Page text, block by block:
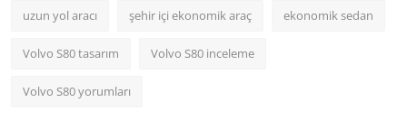
uzun yol aracı şehir içi ekonomik araç ekonomik sedan
Volvo S80 tasarım Volvo S80 inceleme
Volvo S80 yorumları